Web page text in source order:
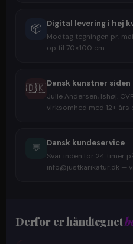
📦 Digital levering i høj
Modtag tegningen pr.
op til 70×100 cm.
🇩🇰Dansk kunstner siden
Julie Andersen, Ishøj.
virksomhed med 12+ års
💬 Dansk kundeservice
Svar inden for 24 timer
info@justkarikatur.dk —
Derfor er håndtegnet